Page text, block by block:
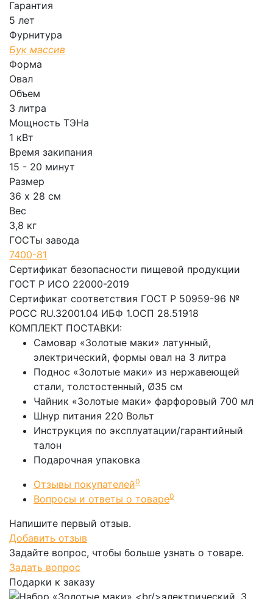
Гарантия
5 лет
Фурнитура
Бук массив
Форма
Овал
Объем
3 литра
Мощность ТЭНа
1 кВт
Время закипания
15 - 20 минут
Размер
36 х 28 см
Вес
3,8 кг
ГОСТы завода
7400-81
Сертификат безопасности пищевой продукции
ГОСТ Р ИСО 22000-2019
Сертификат соответствия ГОСТ Р 50959-96 №
РОСС RU.32001.04 ИБФ 1.ОСП 28.51918
КОМПЛЕКТ ПОСТАВКИ:
Самовар «Золотые маки» латунный,
электрический, формы овал на 3 литра
Поднос «Золотые маки» из нержавеющей
стали, толстостенный, Ø35 см
Чайник «Золотые маки» фарфоровый 700 мл
Шнур питания 220 Вольт
Инструкция по эксплуатации/гарантийный
талон
Подарочная упаковка
Отзывы покупателей0
Вопросы и ответы о товаре0
Напишите первый отзыв.
Добавить отзыв
Задайте вопрос, чтобы больше узнать о товаре.
Задать вопрос
Подарки к заказу